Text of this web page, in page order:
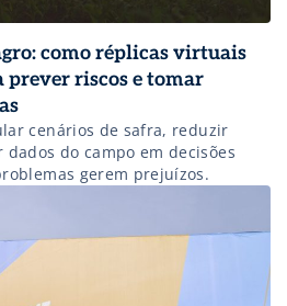
como réplicas virtuais
prever riscos e tomar
cenários de safra, reduzir
do campo em decisões
gerem prejuízos.